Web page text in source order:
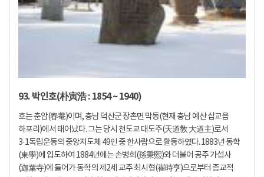
93. 박인호(朴寅浩 : 1854 ~ 1940)
호는 춘암(春菴)이며, 충남 덕산군 장촌면 막동(현재 충남 예산 삽교읍
하포리)에서 태어났다. 그는 당시 천도교 대도주(天道敎 大道主)로서
3·1독립운동의 중앙지도체 49인 중 한사람으로 활동하였다. 1883년 동학
(東學)에 입도하여 1884년에는 손병희(孫秉熙)와 더불어 공주 가섭사
(迦葉寺)에 들어가 동학의 제2세 교주 최시형(崔時亨)으로부터 종교적